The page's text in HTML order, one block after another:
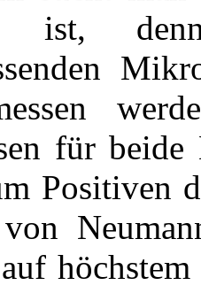
ist,
für
Positiven